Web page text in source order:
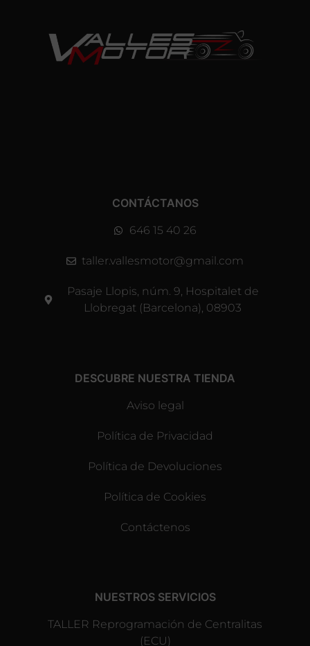
CONTÁCTANOS
646 15 40 26
taller.vallesmotor@gmail.com
Pasaje Llopis, núm. 9, Hospitalet de
Llobregat (Barcelona), 08903
DESCUBRE NUESTRA TIENDA
Aviso legal
Política de Privacidad
Política de Devoluciones
Política de Cookies
Contáctenos
NUESTROS SERVICIOS
TALLER Reprogramación de Centralitas
(ECU)